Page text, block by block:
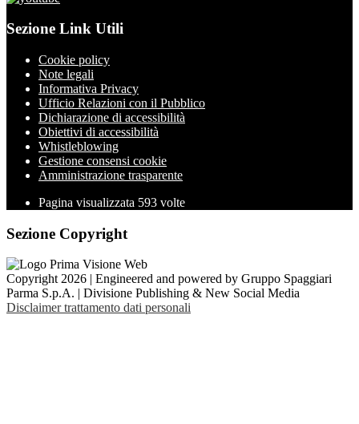
Sezione Link Utili
Cookie policy
Note legali
Informativa Privacy
Ufficio Relazioni con il Pubblico
Dichiarazione di accessibilità
Obiettivi di accessibilità
Whistleblowing
Gestione consensi cookie
Amministrazione trasparente
Pagina visualizzata 593 volte
Sezione Copyright
Copyright 2026 | Engineered and powered by Gruppo Spaggiari
Parma S.p.A. | Divisione Publishing & New Social Media
Disclaimer trattamento dati personali